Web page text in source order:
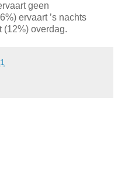
geen
ervaart ’s nachts
(12%) overdag.